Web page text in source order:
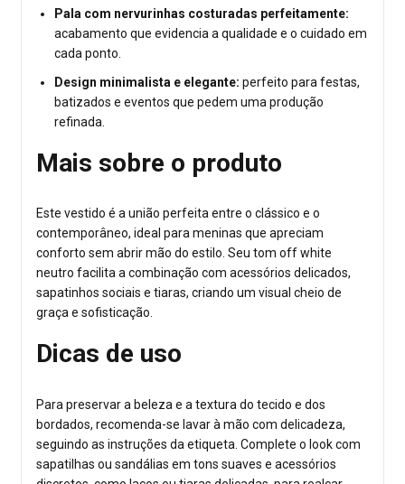
Pala com nervurinhas costuradas perfeitamente:
acabamento que evidencia a qualidade e o cuidado em
cada ponto.
Design minimalista e elegante: perfeito para festas,
batizados e eventos que pedem uma produção
refinada.
Mais sobre o produto
Este vestido é a união perfeita entre o clássico e o
contemporâneo, ideal para meninas que apreciam
conforto sem abrir mão do estilo. Seu tom off white
neutro facilita a combinação com acessórios delicados,
sapatinhos sociais e tiaras, criando um visual cheio de
graça e sofisticação.
Dicas de uso
Para preservar a beleza e a textura do tecido e dos
bordados, recomenda-se lavar à mão com delicadeza,
seguindo as instruções da etiqueta. Complete o look com
sapatilhas ou sandálias em tons suaves e acessórios